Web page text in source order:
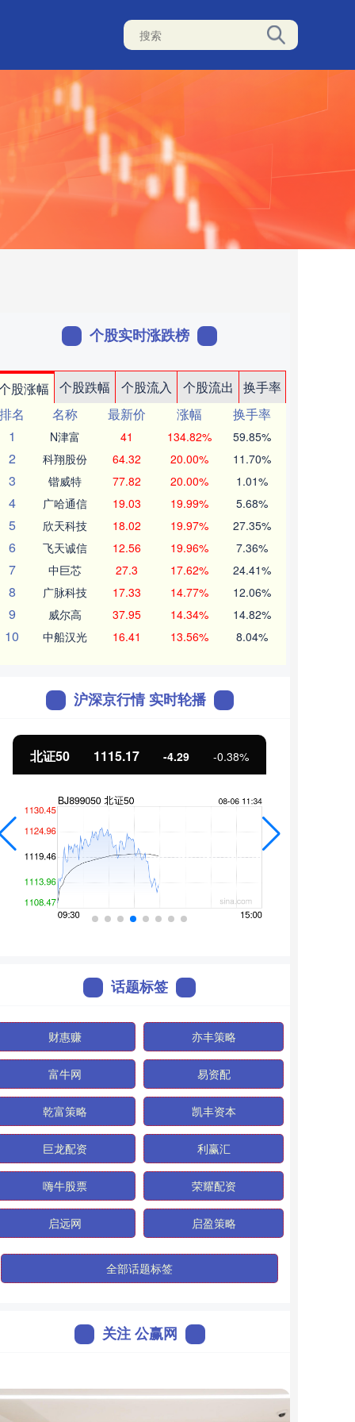
个股实时涨跌榜
股涨幅 个股跌幅 个股流入 个股流出
换手率
排名
名称 最新价 涨幅
换手率
1
N津富 41 134.82% 59.85%
2 科翔股份 64.32 20.00% 11.70%
3 锴威特 77.82 20.00% 1.01%
4 广哈通信 19.03 19.99% 5.68%
5 欣天科技 18.02 19.97% 27.35%
6 飞天诚信 12.56 19.96% 7.36%
7 中巨芯 27.3 17.62% 24.41%
8 广脉科技 17.33 14.77% 12.06%
9 威尔高 37.95 14.34% 14.82%
10 中船汉光 16.41 13.56% 8.04%
沪深京行情 实时轮播
北证50 1115.17 -4.29 -0.38%
话题标签
财惠赚 亦丰策略
富牛网 易资配
乾富策略 凯丰资本
巨龙配资 利赢汇
嗨牛股票 荣耀配资
启远网 启盈策略
全部话题标签
关注 公赢网